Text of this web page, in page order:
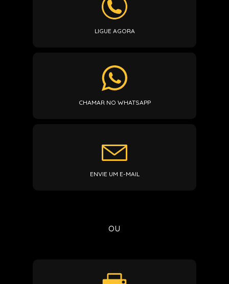
LIGUE AGORA
CHAMAR NO WHATSAPP
ENVIE UM E-MAIL
ou